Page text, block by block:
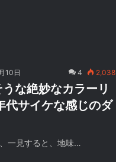
10日 4 2,038
な絶妙なカラーリ
代サイケな感じのダ
一見すると、地味…